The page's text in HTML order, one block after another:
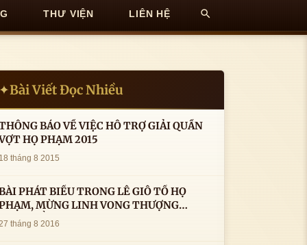
THƯ VIỆN LIÊN HỆ
✦Bài Viết Đọc Nhiều
BÁO VỀ VIỆC HỖ TRỢ GIẢI QUẦN
HỌ PHẠM 2015
18 tháng 8 2015
PHÁT BIỂU TRONG LÊ GIỖ TỔ HỌ
MỪNG LINH VONG THƯỢNG
THỦY TỔ HỌ PHẠM AN VỊ TAI CÀ MAU- (
tháng 8 2016